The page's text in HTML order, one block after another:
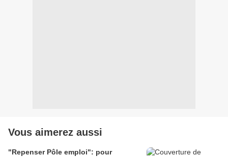
Vous aimerez aussi
"Repenser Pôle emploi": pour